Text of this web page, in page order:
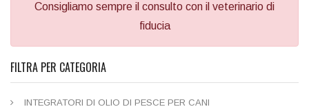
Consigliamo sempre il consulto con il veterinario di
fiducia
FILTRA PER CATEGORIA
INTEGRATORI DI OLIO DI PESCE PER CANI